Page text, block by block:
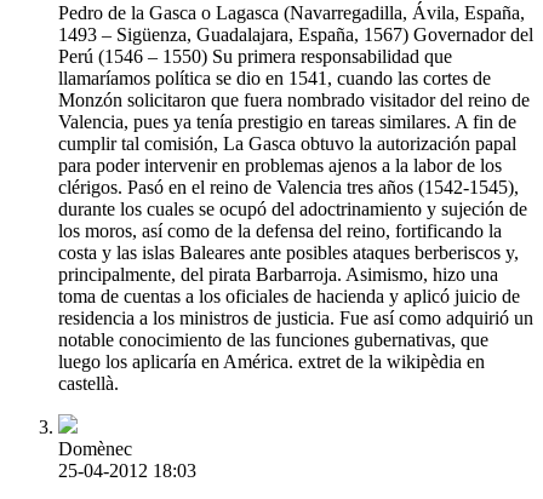
Pedro de la Gasca o Lagasca (Navarregadilla, Ávila, España,
1493 – Sigüenza, Guadalajara, España, 1567) Governador del
Perú (1546 – 1550) Su primera responsabilidad que
llamaríamos política se dio en 1541, cuando las cortes de
Monzón solicitaron que fuera nombrado visitador del reino de
Valencia, pues ya tenía prestigio en tareas similares. A fin de
cumplir tal comisión, La Gasca obtuvo la autorización papal
para poder intervenir en problemas ajenos a la labor de los
clérigos. Pasó en el reino de Valencia tres años (1542-1545),
durante los cuales se ocupó del adoctrinamiento y sujeción de
los moros, así como de la defensa del reino, fortificando la
costa y las islas Baleares ante posibles ataques berberiscos y,
principalmente, del pirata Barbarroja. Asimismo, hizo una
toma de cuentas a los oficiales de hacienda y aplicó juicio de
residencia a los ministros de justicia. Fue así como adquirió un
notable conocimiento de las funciones gubernativas, que
luego los aplicaría en América. extret de la wikipèdia en
castellà.
Domènec
25-04-2012 18:03